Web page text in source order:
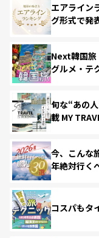
エアライン
グ形式で発
Next韓国旅
グルメ・テ
旬な“あの
載 MY
今、こんな
年絶対行く
コスパもタ